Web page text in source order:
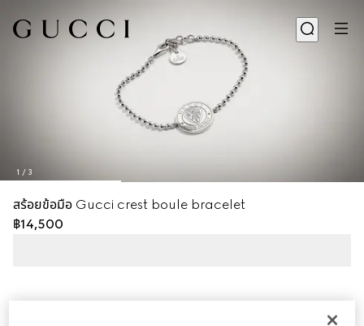
1 / 3
สร้อยข้อมือ Gucci crest boule bracelet
฿14,500